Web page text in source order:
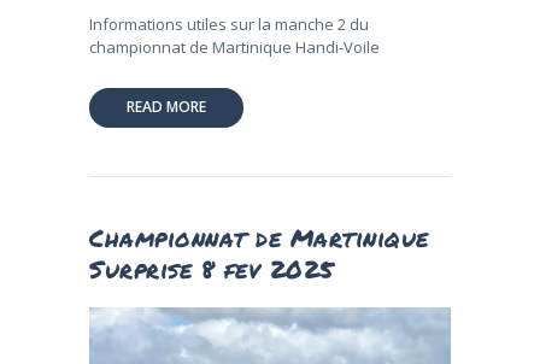
Informations utiles sur la manche 2 du
championnat de Martinique Handi-Voile
READ MORE
Championnat de Martinique
Surprise 8 fev 2025